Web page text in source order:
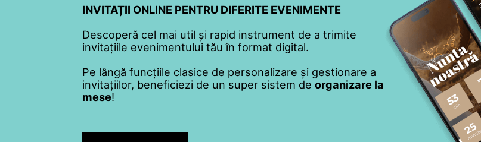
INVITAȚII ONLINE PENTRU DIFERITE EVENIMENTE
Descoperă cel mai util și rapid instrument de a trimite
invitațiile evenimentului tău în format digital.
Pe lângă funcțiile clasice de personalizare și gestionare a
invitațiilor, beneficiezi de un super sistem de organizare la
mese!